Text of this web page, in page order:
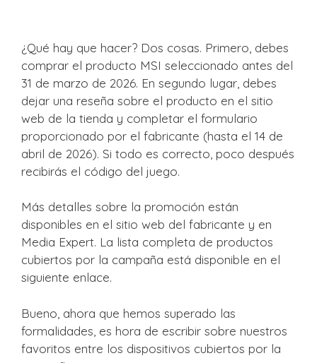
¿Qué hay que hacer? Dos cosas. Primero, debes
comprar el producto MSI seleccionado antes del
31 de marzo de 2026. En segundo lugar, debes
dejar una reseña sobre el producto en el sitio
web de la tienda y completar el formulario
proporcionado por el fabricante (hasta el 14 de
abril de 2026). Si todo es correcto, poco después
recibirás el código del juego.
Más detalles sobre la promoción están
disponibles en el sitio web del fabricante y en
Media Expert. La lista completa de productos
cubiertos por la campaña está disponible en el
siguiente enlace.
Bueno, ahora que hemos superado las
formalidades, es hora de escribir sobre nuestros
favoritos entre los dispositivos cubiertos por la